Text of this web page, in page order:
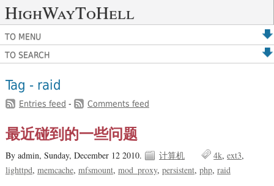
HighWayToHell
TO MENU
TO SEARCH
Tag - raid
Entries feed - Comments feed
最近碰到的一些问题
By admin, Sunday, December 12 2010. 计算机 4k ext3
lighttpd memcache mfsmount mod_proxy persistent php raid